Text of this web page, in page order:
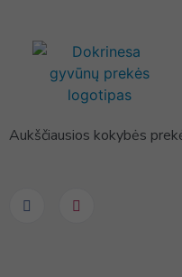
Aukščiausios kokybės